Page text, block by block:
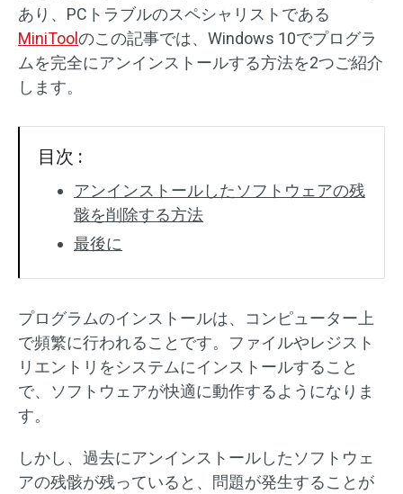
あり、PCトラブルのスペシャリストである
MiniToolのこの記事では、Windows 10でプログラ
ムを完全にアンインストールする方法を2つご紹介
します。
目次 :
アンインストールしたソフトウェアの残
骸を削除する方法
最後に
プログラムのインストールは、コンピューター上
で頻繁に行われることです。ファイルやレジスト
リエントリをシステムにインストールすること
で、ソフトウェアが快適に動作するようになりま
す。
しかし、過去にアンインストールしたソフトウェ
アの残骸が残っていると、問題が発生することが